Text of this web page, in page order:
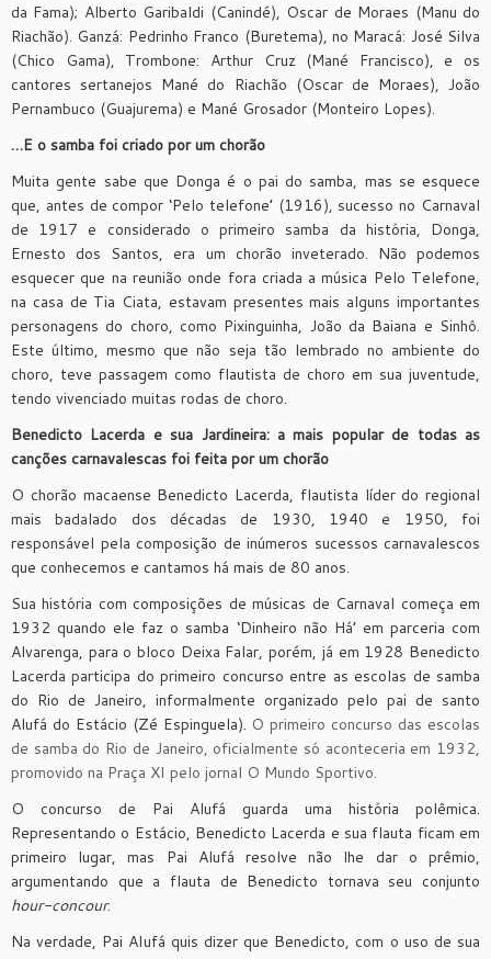
da Fama); Alberto Garibaldi (Canindé), Oscar de Moraes (Manu do
Riachão). Ganzá: Pedrinho Franco (Buretema), no Maracá: José Silva
(Chico Gama), Trombone: Arthur Cruz (Mané Francisco), e os
cantores sertanejos Mané do Riachão (Oscar de Moraes), João
Pernambuco (Guajurema) e Mané Grosador (Monteiro Lopes).
…E o samba foi criado por um chorão
Muita gente sabe que Donga é o pai do samba, mas se esquece
que, antes de compor ‘Pelo telefone’ (1916), sucesso no Carnaval
de 1917 e considerado o primeiro samba da história, Donga,
Ernesto dos Santos, era um chorão inveterado. Não podemos
esquecer que na reunião onde fora criada a música Pelo Telefone,
na casa de Tia Ciata, estavam presentes mais alguns importantes
personagens do choro, como Pixinguinha, João da Baiana e Sinhô.
Este último, mesmo que não seja tão lembrado no ambiente do
choro, teve passagem como flautista de choro em sua juventude,
tendo vivenciado muitas rodas de choro.
Benedicto Lacerda e sua Jardineira: a mais popular de todas as
canções carnavalescas foi feita por um chorão
O chorão macaense Benedicto Lacerda, flautista líder do regional
mais badalado dos décadas de 1930, 1940 e 1950, foi
responsável pela composição de inúmeros sucessos carnavalescos
que conhecemos e cantamos há mais de 80 anos.
Sua história com composições de músicas de Carnaval começa em
1932 quando ele faz o samba ‘Dinheiro não Há’ em parceria com
Alvarenga, para o bloco Deixa Falar, porém, já em 1928 Benedicto
Lacerda participa do primeiro concurso entre as escolas de samba
do Rio de Janeiro, informalmente organizado pelo pai de santo
Alufá do Estácio (Zé Espinguela). O primeiro concurso das escolas
de samba do Rio de Janeiro, oficialmente só aconteceria em 1932,
promovido na Praça XI pelo jornal O Mundo Sportivo.
O concurso de Pai Alufá guarda uma história polêmica.
Representando o Estácio, Benedicto Lacerda e sua flauta ficam em
primeiro lugar, mas Pai Alufá resolve não lhe dar o prêmio,
argumentando que a flauta de Benedicto tornava seu conjunto
hour-concour.
Na verdade, Pai Alufá quis dizer que Benedicto, com o uso de sua